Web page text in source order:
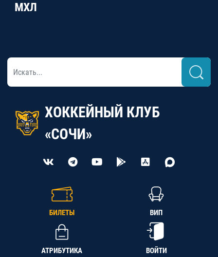
МХЛ
ХОККЕЙНЫЙ КЛУБ
«СОЧИ»
БИЛЕТЫ ВИП
АТРИБУТИКА ВОЙТИ